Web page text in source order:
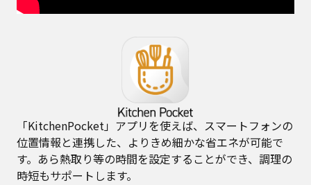
「KitchenPocket」アプリを使えば、スマートフォンの
位置情報と連携した、よりきめ細かな省エネが可能で
す。あら熱取り等の時間を設定することができ、調理の
時短もサポートします。